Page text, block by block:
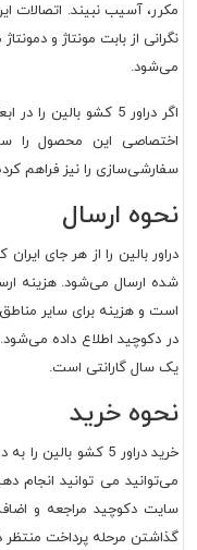
مکرر، آسیب نبیند. اتصالات
نگرانی از بابت مونتاژ و
می‌شود.
اگر دراور 5 کشو
اختصاصی این محصول را
سفارشی‌سازی را نیز فراهم
نحوه ارسال
دراور بالین را از هر جای
شده ارسال می‌شود. هزینه
است و هزینه برای سایر
یک سال گارانتی است.
نحوه خرید
خرید دراور 5 کشو
می‌توانید می توانید انجام
سایت دکوچید مراجعه و
گذاشتن مرحله پرداخت